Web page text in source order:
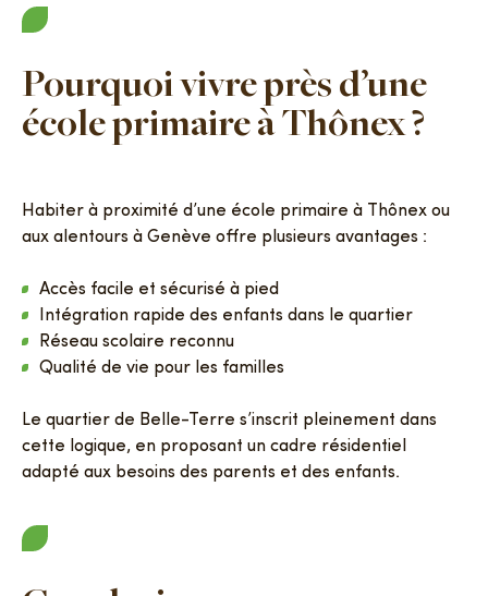
Pourquoi vivre près d’une
école primaire à Thônex ?
Habiter à proximité d’une école primaire à Thônex ou
aux alentours à Genève offre plusieurs avantages :
Accès facile et sécurisé à pied
Intégration rapide des enfants dans le quartier
Réseau scolaire reconnu
Qualité de vie pour les familles
Le quartier de Belle-Terre s’inscrit pleinement dans
cette logique, en proposant un cadre résidentiel
adapté aux besoins des parents et des enfants.